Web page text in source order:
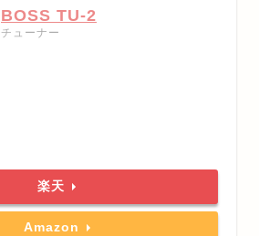
BOSS TU-2
チューナー
楽天
Amazon